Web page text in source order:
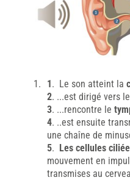
1. Le son atteint la
2. ...est dirigé vers le
3. ...rencontre le
4. ..est ensuite
une chaîne de
5. Les cellules
mouvement en
transmises au